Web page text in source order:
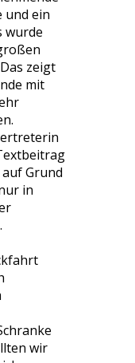
und ein
wurde
zeigt
mit
Grund
in
wir